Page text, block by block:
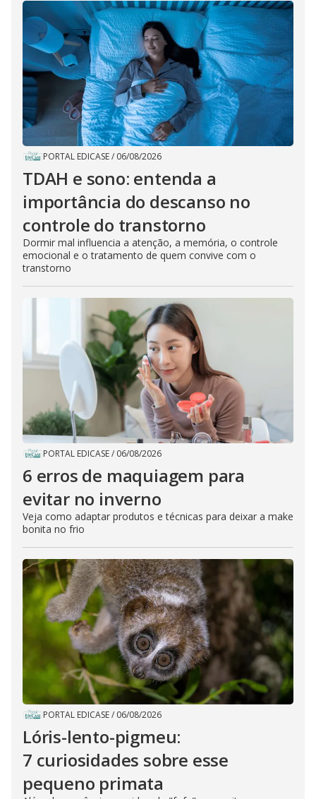
PORTAL EDICASE/ 06/08/2026
TDAH e sono: entenda a
importância do descanso no
controle do transtorno
Dormir mal influencia a atenção, a memória, o controle
emocional e o tratamento de quem convive com o
transtorno
PORTAL EDICASE/ 06/08/2026
6 erros de maquiagem para
evitar no inverno
Veja como adaptar produtos e técnicas para deixar a make
bonita no frio
PORTAL EDICASE/ 06/08/2026
Lóris-lento-pigmeu:
7 curiosidades sobre esse
pequeno primata